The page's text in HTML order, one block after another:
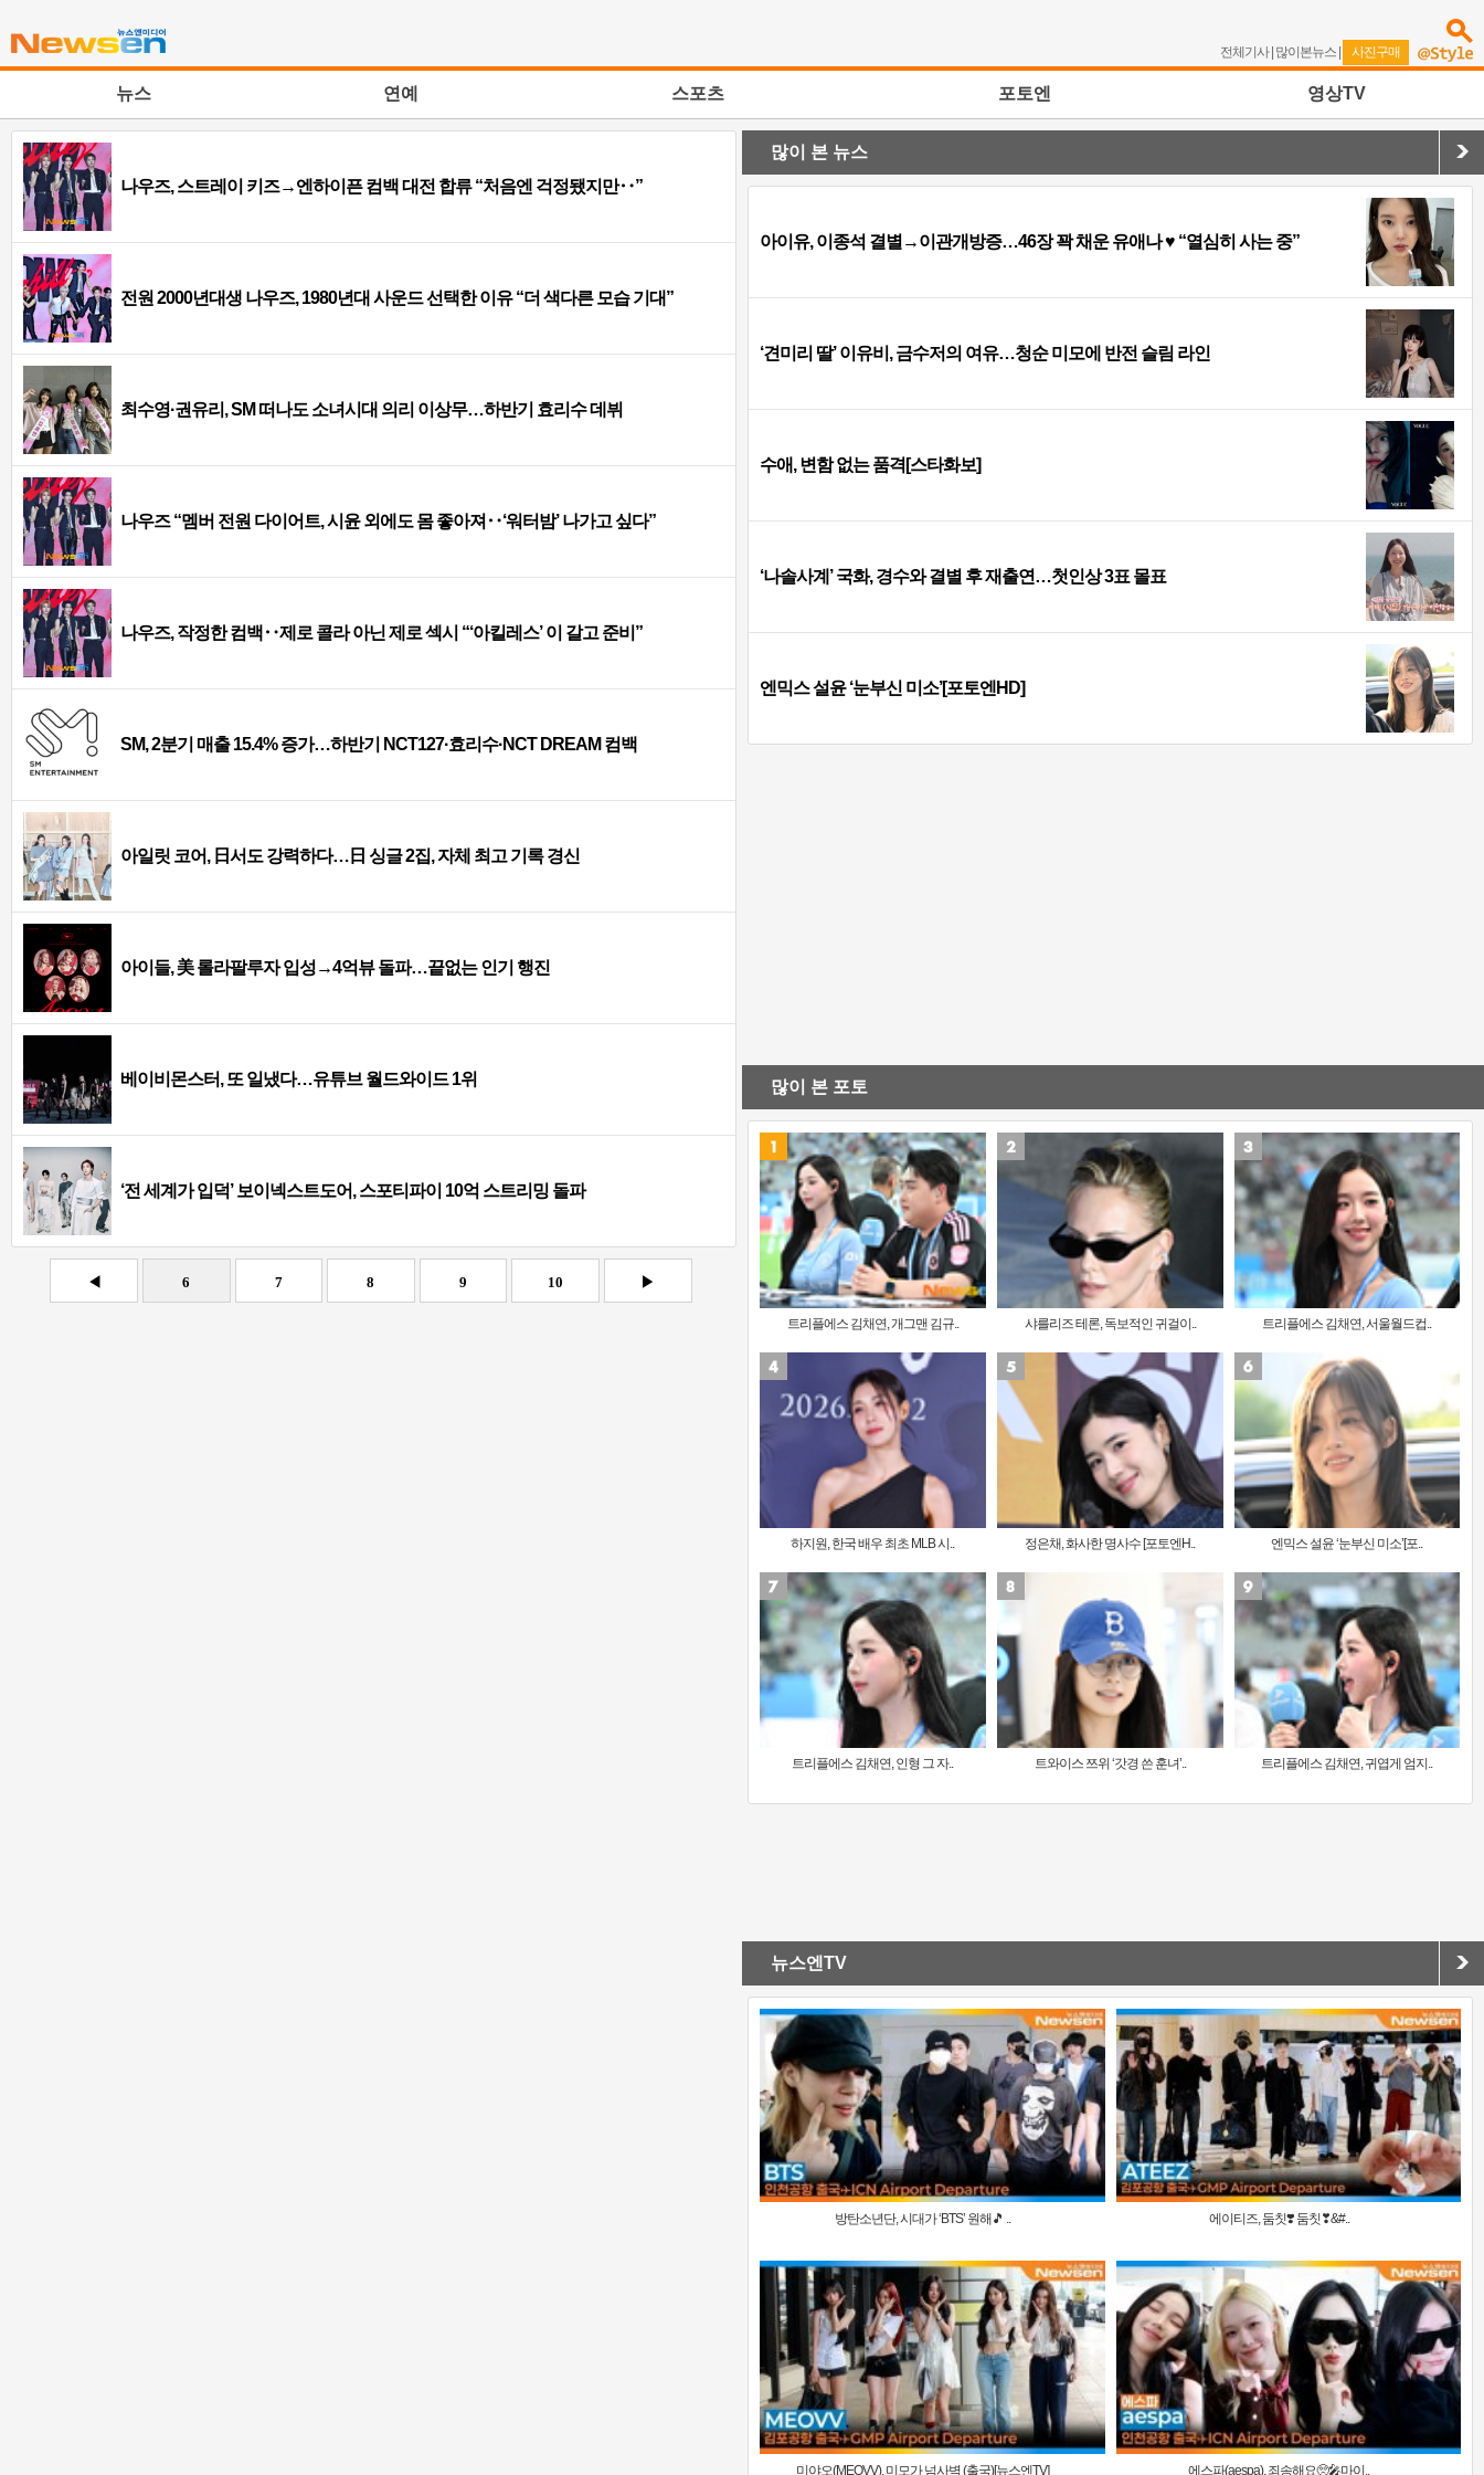
전체기사| 많이본뉴스 | 사진구매
뉴스 연예 스포츠 포토엔 영상TV
나우즈, 스트레이 키즈→엔하이픈 컴백 대전 합류 “처음엔 걱정됐지만‥”
전원 2000년대생 나우즈, 1980년대 사운드 선택한 이유 “더 색다른 모습 기대”
최수영·권유리, SM 떠나도 소녀시대 의리 이상무…하반기 효리수 데뷔
나우즈 “멤버 전원 다이어트, 시윤 외에도 몸 좋아져‥‘워터밤’ 나가고 싶다”
나우즈, 작정한 컴백‥제로 콜라 아닌 제로 섹시 “‘아킬레스’ 이 갈고 준비”
SM, 2분기 매출 15.4% 증가…하반기 NCT127·효리수·NCT DREAM 컴백
아일릿 코어, 日서도 강력하다…日 싱글 2집, 자체 최고 기록 경신
아이들, 美 롤라팔루자 입성→4억뷰 돌파…끝없는 인기 행진
베이비몬스터, 또 일냈다…유튜브 월드와이드 1위
‘전 세계가 입덕’ 보이넥스트도어, 스포티파이 10억 스트리밍 돌파
◀ 6 7 8 9 10 ▶
많이 본 뉴스
아이유, 이종석 결별→이관개방증…46장 꽉 채운 유애나 ♥ “열심히 사는 중”
‘견미리 딸’ 이유비, 금수저의 여유…청순 미모에 반전 슬림 라인
수애, 변함 없는 품격[스타화보]
‘나솔사계’ 국화, 경수와 결별 후 재출연…첫인상 3표 몰표
엔믹스 설윤 ‘눈부신 미소’[포토엔HD]
많이 본 포토
트리플에스 김채연, 개그맨 김규.. 샤를리즈 테론, 독보적인 귀걸이.. 트리플에스 김채연, 서울월드컵..
하지원, 한국 배우 최초 MLB 시.. 정은채, 화사한 명사수 [포토엔H.. 엔믹스 설윤 ‘눈부신 미소’[포..
트리플에스 김채연, 인형 그 자.. 트와이스 쯔위 ‘갓경 쓴 훈녀’.. 트리플에스 김채연, 귀엽게 엄지..
뉴스엔TV
방탄소년단, 시대가 ‘BTS’ 원해🎵 .. 에이티즈, 둠칫❣️ 둠칫❣&#..
미야오(MEOVV), 미모가 넘사벽 (출국)[뉴스엔TV] 에스파(aespa), 죄송해요🥺🎤마이..